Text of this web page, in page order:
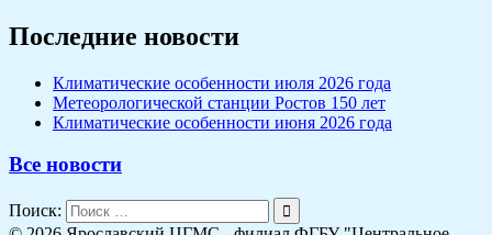
Последние новости
Климатические особенности июля 2026 года
Метеорологической станции Ростов 150 лет
Климатические особенности июня 2026 года
Все новости
Поиск: